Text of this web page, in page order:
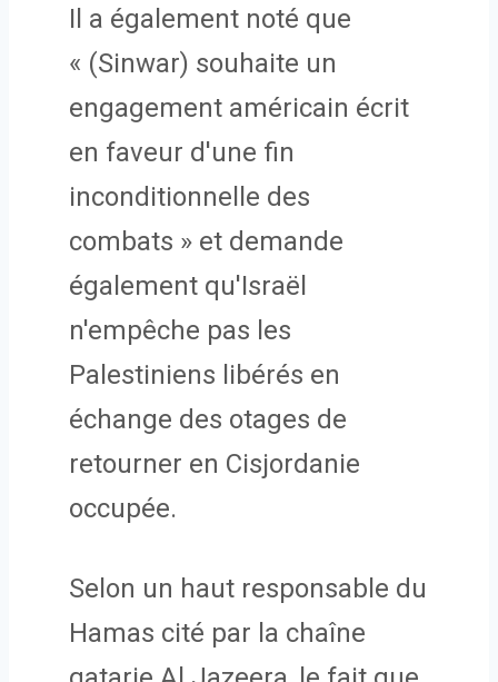
Il a également noté que
« (Sinwar) souhaite un
engagement américain écrit
en faveur d'une fin
inconditionnelle des
combats » et demande
également qu'Israël
n'empêche pas les
Palestiniens libérés en
échange des otages de
retourner en Cisjordanie
occupée.
Selon un haut responsable du
Hamas cité par la chaîne